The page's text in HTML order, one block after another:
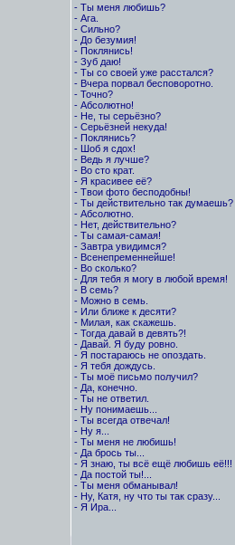
- Ты меня любишь?
- Ага.
- Сильно?
- До безумия!
- Поклянись!
- Зуб даю!
- Ты со своей уже расстался?
- Вчера порвал бесповоротно.
- Точно?
- Абсолютно!
- Не, ты серьёзно?
- Серьёзней некуда!
- Поклянись?
- Шоб я сдох!
- Ведь я лучше?
- Во сто крат.
- Я красивее её?
- Твои фото бесподобны!
- Ты действительно так думаешь?
- Абсолютно.
- Нет, действительно?
- Ты самая-самая!
- Завтра увидимся?
- Всенепременнейше!
- Во сколько?
- Для тебя я могу в любой время!
- В семь?
- Можно в семь.
- Или ближе к десяти?
- Милая, как скажешь.
- Тогда давай в девять?!
- Давай. Я буду ровно.
- Я постараюсь не опоздать.
- Я тебя дождусь.
- Ты моё письмо получил?
- Да, конечно.
- Ты не ответил.
- Ну понимаешь...
- Ты всегда отвечал!
- Ну я...
- Ты меня не любишь!
- Да брось ты...
- Я знаю, ты всё ещё любишь её!!!
- Да постой ты!...
- Ты меня обманывал!
- Ну, Катя, ну что ты так сразу...
- Я Ира...